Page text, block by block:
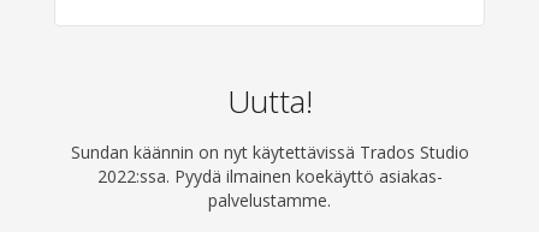
Uutta!
Sundan käännin on nyt käytettävissä Trados Studio
2022:ssa. Pyydä ilmainen koekäyttö asiakas­
palvelustamme.